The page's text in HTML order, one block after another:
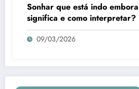
Sonhar que está indo
significa e como interpretar?
09/03/2026